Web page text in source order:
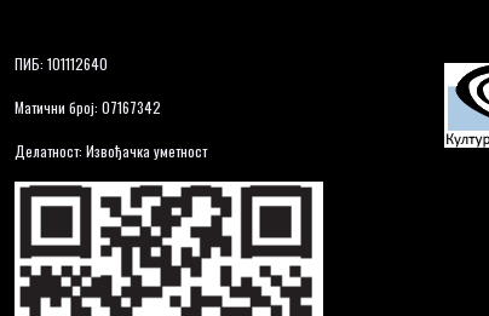
ПИБ: 101112640
Матични број: 07167342
Делатност: Извођачка уметност